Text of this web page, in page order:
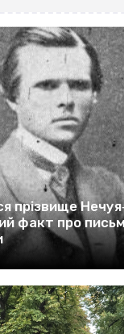
прізвище
факт про